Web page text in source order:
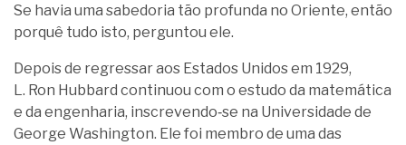
Se havia uma sabedoria tão profunda no Oriente, então
porquê tudo isto, perguntou ele.
Depois de regressar aos Estados Unidos em 1929,
L. Ron Hubbard continuou com o estudo da matemática
e da engenharia, inscrevendo‑se na Universidade de
George Washington. Ele foi membro de uma das